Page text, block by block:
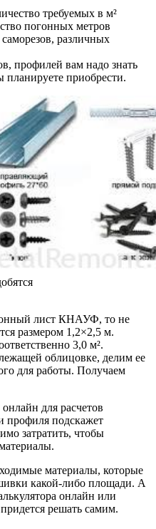
требуемых в м²
погонных метров
различных
профилей вам надо знать
планируете приобрести.
лист КНАУФ, то не
размером 1,2×2,5 м.
3,0 м².
облицовке, делим ее
для работы. Получаем
для расчетов
профиля подскажет
затратить, чтобы
материалы, которые
какой-либо площади. А
онлайн или
решать самим.